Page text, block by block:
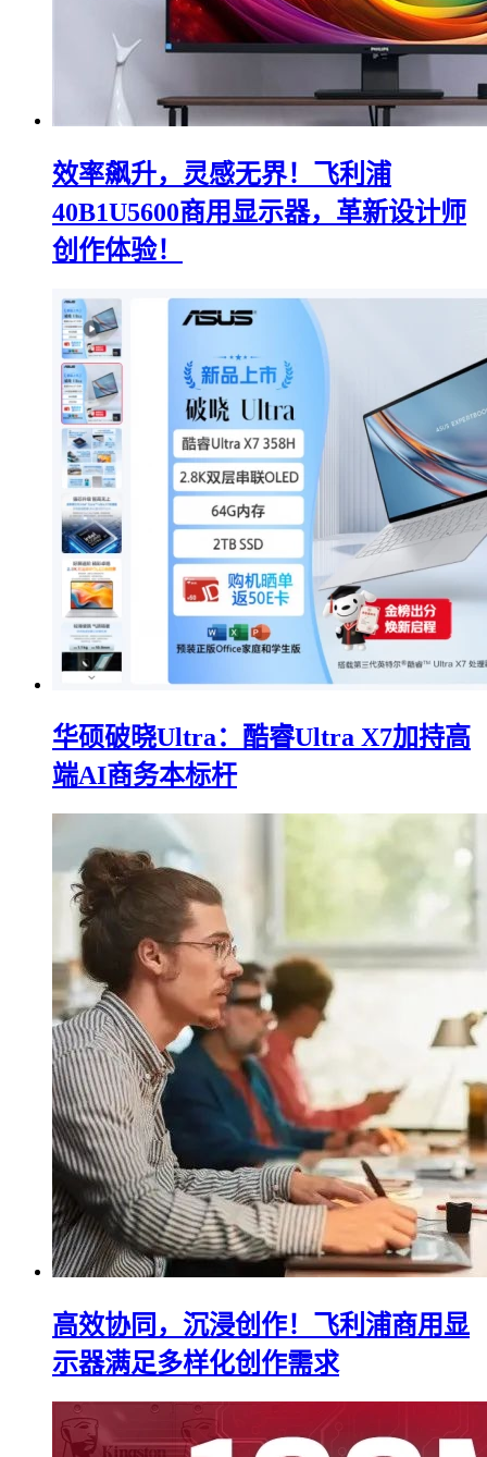
效率飙升，灵感无界！飞利浦
40B1U5600商用显示器，革新设计师
创作体验！
华硕破晓Ultra：酷睿Ultra X7加持高
端AI商务本标杆
高效协同，沉浸创作！飞利浦商用显
示器满足多样化创作需求